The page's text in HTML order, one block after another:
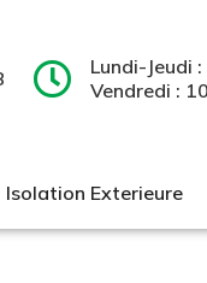
Lundi-Jeudi
Vendredi :
Isolation Exterieure